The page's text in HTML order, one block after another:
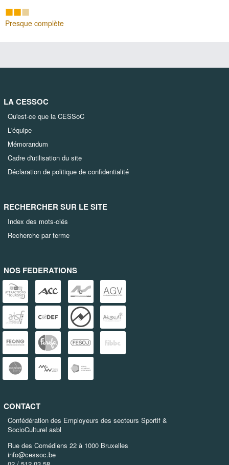
Presque complète
LA CESSOC
Qu'est-ce que la CESSoC
L'équipe
Mémorandum
Cadre d'utilisation du site
Déclaration de politique de confidentialité
RECHERCHER SUR LE SITE
Index des mots-clés
Recherche par terme
NOS FEDERATIONS
CONTACT
Confédération des Employeurs des secteurs Sportif &
SocioCulturel asbl
Rue des Comédiens 22 à 1000 Bruxelles
info@cessoc.be